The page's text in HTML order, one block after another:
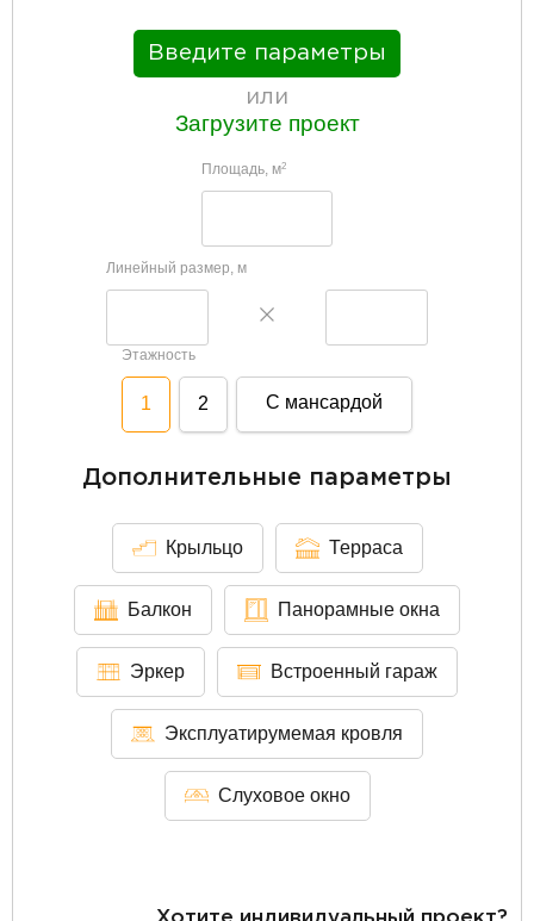
Введите параметры
или
Загрузите проект
Площадь, м2
Линейный размер, м
Этажность
1 2 С мансардой
Дополнительные параметры
Крыльцо Терраса
Балкон Панорамные окна
Эркер Встроенный гараж
Эксплуатирумемая кровля
Слуховое окно